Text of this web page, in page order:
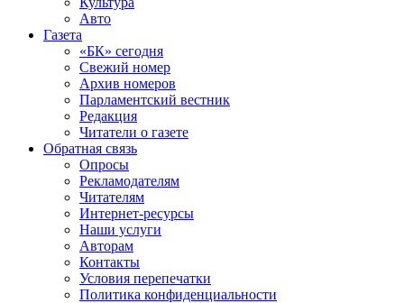
Авто
Газета
«БК» сегодня
Свежий номер
Архив номеров
Парламентский вестник
Редакция
Читатели о газете
Обратная связь
Опросы
Рекламодателям
Читателям
Интернет-ресурсы
Наши услуги
Авторам
Контакты
Условия перепечатки
Политика конфиденциальности